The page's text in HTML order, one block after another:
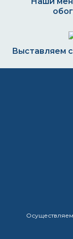
Выставляем
Формируем
Какой